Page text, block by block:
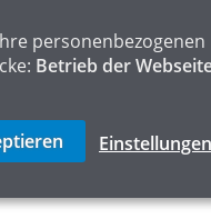
personenbezogenen
Betrieb der
Einstellungen